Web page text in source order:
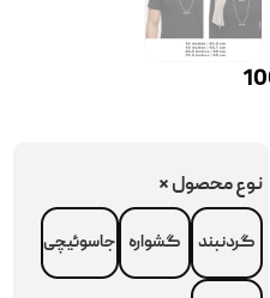
نوع محصول*
گردنبند گشواره جاسوئیچی